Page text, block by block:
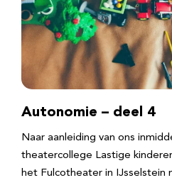
Autonomie – deel 4
Naar aanleiding van ons
theatercollege Lastige
het Fulcotheater in IJsselstein